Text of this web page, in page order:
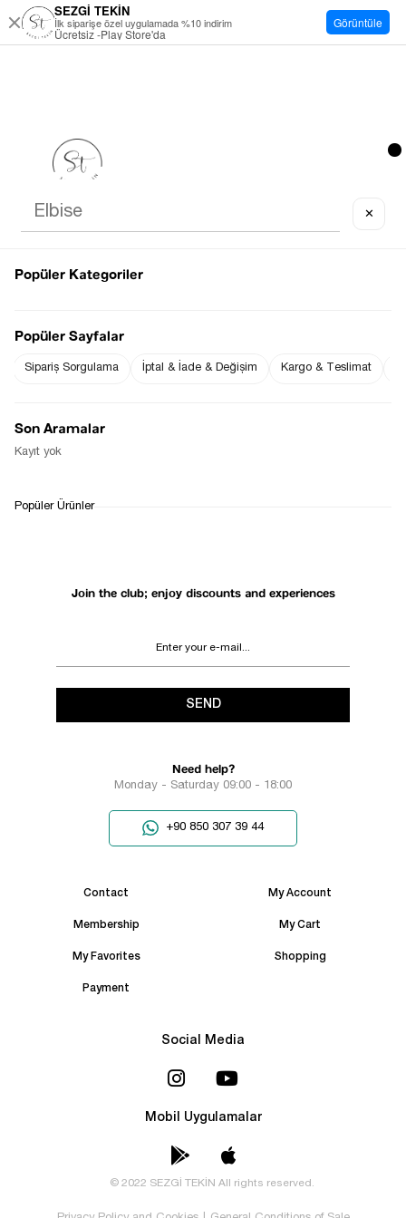
Join the club; enjoy discounts and experiences
SEND
Need help?
Monday - Saturday 09:00 - 18:00
+90 850 307 39 44
Contact My Account
Membership My Cart
My Favorites Shopping
Payment
Social Media
Mobil Uygulamalar
© 2022 SEZGİ TEKİN All rights reserved.
SEZGİ TEKİN
İlk siparişe özel uygulamada %10 indirim
Ücretsiz -Play Store'da
Görüntüle
✕
Popüler Kategoriler
Popüler Sayfalar
Sipariş Sorgulama İptal & İade & Değişim Kargo & Teslimat
Son Aramalar
Kayıt yok
Popüler Ürünler